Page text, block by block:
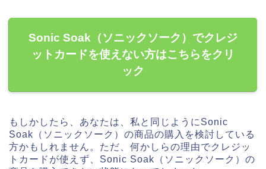
Sonic Soak（ソニックソーク）でクレジ
ットカードを使えない方はこちらをクリ
ック
もしかしたら、あなたは、私と同じようにSonic
Soak（ソニックソーク）の商品の購入を検討している
方かもしれません。ただ、何かしらの理由でクレジッ
トカードが使えず、Sonic Soak（ソニックソーク）の